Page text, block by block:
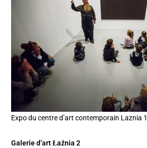
Expo du centre d’art contemporain Laznia
Galerie d’art Łaźnia 2